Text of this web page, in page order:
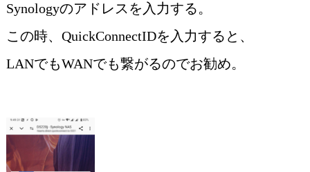
Synologyのアドレスを入力する。
この時、QuickConnectIDを入力すると、
LANでもWANでも繋がるのでお勧め。